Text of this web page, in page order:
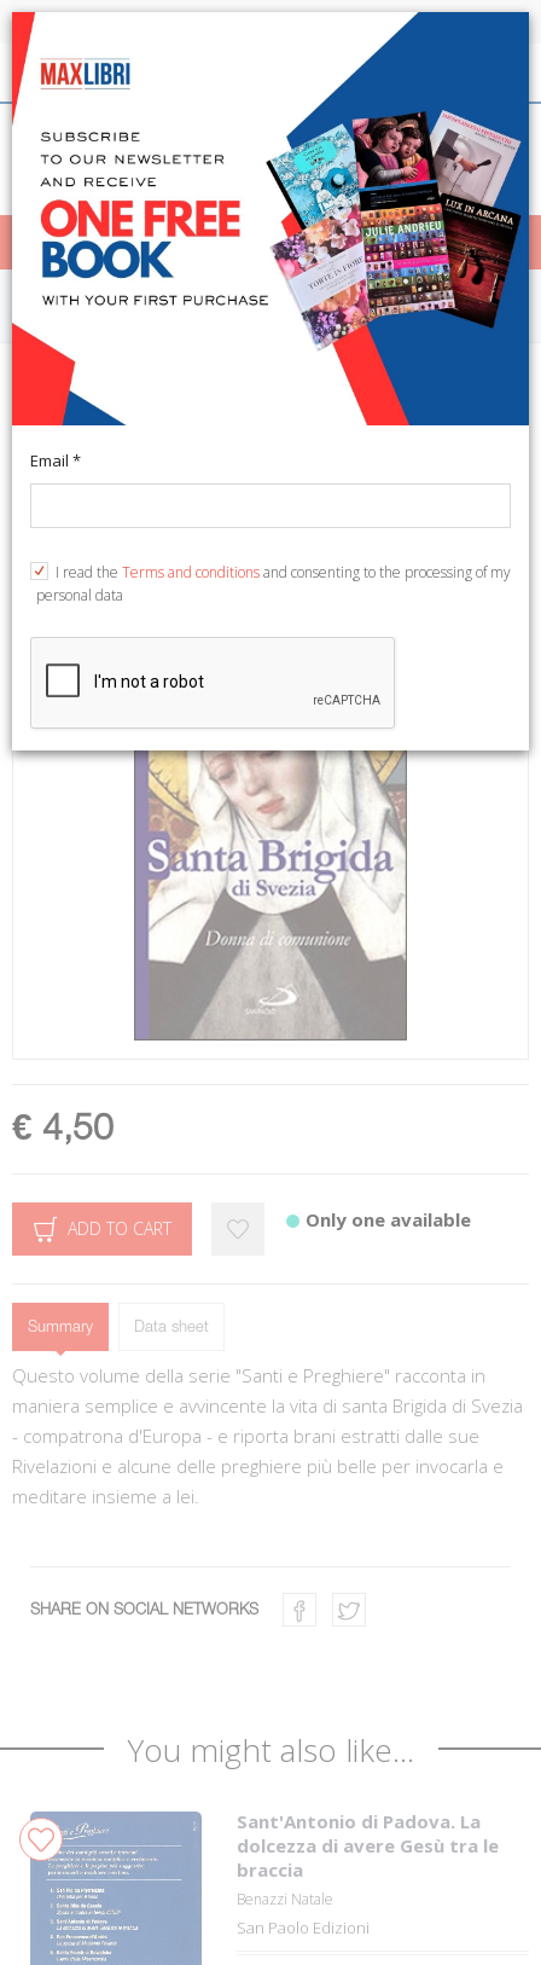
Shipping in 24h for all available books
English
< Home
MENÙ
Biografie
Santa Brigida di Svezia. Donna di
comunione
di Dio. 58).
€ 4,50
ADD TO CART Only one available
Summary Data sheet
Questo volume della serie "Santi e Preghiere" racconta in
maniera semplice e avvincente la vita di santa Brigida di Svezia
- compatrona d'Europa - e riporta brani estratti dalle sue
Rivelazioni e alcune delle preghiere più belle per invocarla e
meditare insieme a lei.
SHARE ON SOCIAL NETWORKS
You might also like...
Sant'Antonio di Padova. La
dolcezza di avere Gesù tra le
braccia
Benazzi Natale
San Paolo Edizioni
Email *
I read the Terms and conditionsand consenting to the processing of my
personal data